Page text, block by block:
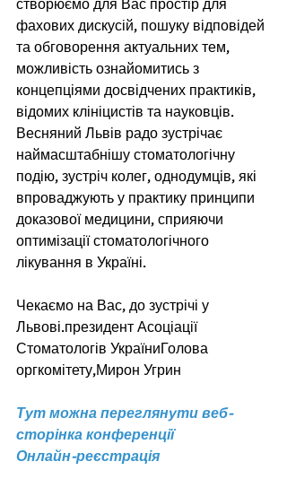
створюємо для Вас простір для
фахових дискусій, пошуку відповідей
та обговорення актуальних тем,
можливість ознайомитись з
концепціями досвідчених практиків,
відомих клініцистів та науковців.
Весняний Львів радо зустрічає
наймасштабнішу стоматологічну
подію, зустріч колег, однодумців, які
впроваджують у практику принципи
доказової медицини, сприяючи
оптимізації стоматологічного
лікування в Україні.
Чекаємо на Вас, до зустрічі у
Львові.президент Асоціації
Стоматологів УкраїниГолова
оргкомітету,Мирон Угрин
Тут можна переглянути веб-
сторінка конференції
Онлайн-реєстрація